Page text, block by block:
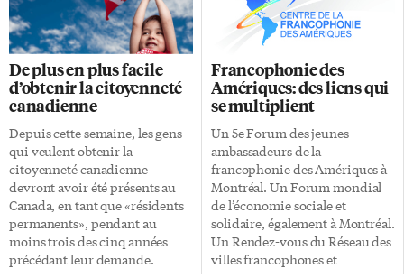
octobre, contre le vétéran
Charlie Angus, la gauchiste
Niki Ashton et le Québécois
Guy Caron. On sous-entend ici
que les «milléniaux», la
génération des jeunes dans la
vingtaine et la trentaine,
seraient particulièrement
réceptifs à tout ce qui
représente la «diversité» […]
dans le domaine du droit du
travail et des lois applicables
exemple, celles au sujet des
droits de la personne, la santé et
la sécurité. Être représentant
syndical est un travail
intéressant: on est
constamment préoccupé […]
De plus en plus facile
d’obtenir la citoyenneté
canadienne
Depuis cette semaine, les gens
qui veulent obtenir la
citoyenneté canadienne
devront avoir été présents au
Canada, en tant que «résidents
permanents», pendant au
moins trois des cinq années
précédant leur demande.
Francophonie des
Amériques: des liens qui
se multiplient
Un 5e Forum des jeunes
ambassadeurs de la
francophonie des Amériques à
Montréal. Un Forum mondial
de l’économie sociale et
solidaire, également à Montréal.
Un Rendez-vous du Réseau des
villes francophones et